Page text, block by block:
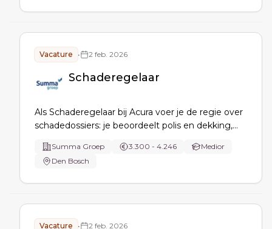
Vacature • 2 feb. 2026
Schaderegelaar
Als Schaderegelaar bij Acura voer je de regie over
schadedossiers: je beoordeelt polis en dekking,
of wijst gemotiveerd af, schakelt expertise in en
behartigt de klantbelangen bij zakelijke en
Summa Groep 3.300 - 4.246
Medior
Den Bosch
Vacature • 2 feb. 2026